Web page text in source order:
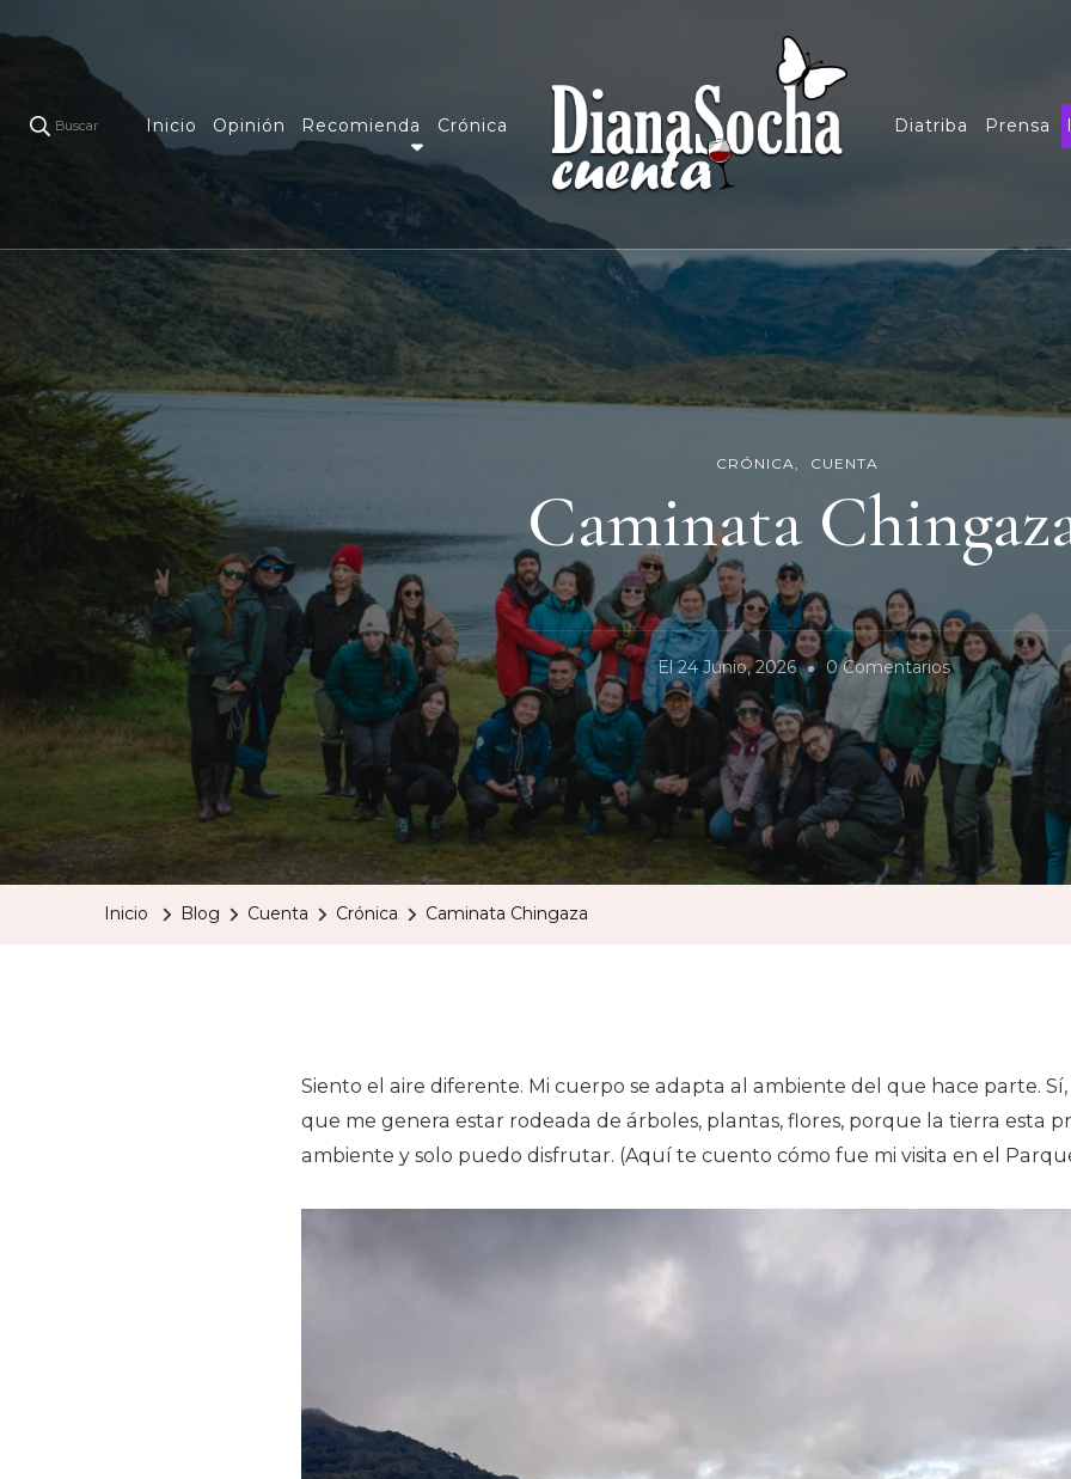
Buscar Inicio Opinión Recomienda Crónica Diatriba Prensa
CRÓNICA CUENTA
Caminata
El24 Junio, 2026 0 ComentariosEn
Caminata
Chingaza
Inicio Blog Cuenta Crónica Caminata Chingaza
Siento el aire diferente. Mi cuerpo se adapta al ambiente del que hace parte. Sí,
que me genera estar rodeada de árboles, plantas, flores, porque la tierra esta
ambiente y solo puedo disfrutar. (Aquí te cuento cómo fue mi visita en el